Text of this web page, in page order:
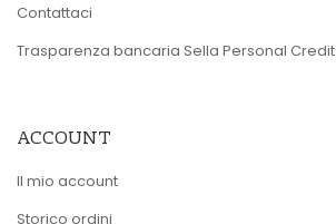
Contattaci
Trasparenza bancaria Sella Personal Credit
ACCOUNT
Il mio account
Storico ordini